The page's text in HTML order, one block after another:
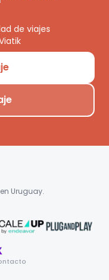
de viajes
Uruguay.